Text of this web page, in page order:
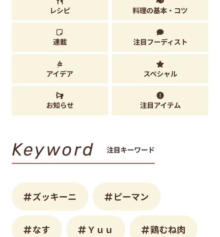
レシピ 料理の基本・コツ
連載 注目フーディスト
アイデア スペシャル
お知らせ 注目アイテム
Keyword 注目キーワード
ズッキーニ ピーマン
なす Ｙｕｕ 鶏むね肉